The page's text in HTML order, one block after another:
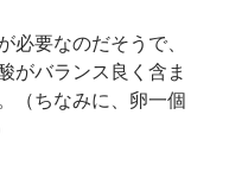
必要なのだそうで、
がバランス良く含ま
（ちなみに、卵一個